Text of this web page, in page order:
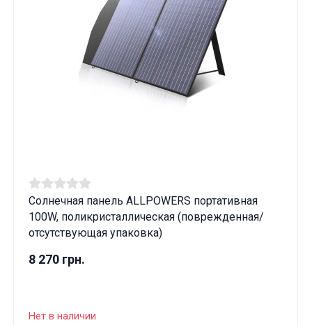
Солнечная панель ALLPOWERS портативная
100W, поликристаллическая (поврежденная/
отсутствующая упаковка)
8 270 грн.
Нет в наличии